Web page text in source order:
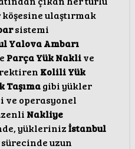
köşesine ulaştırmak
sistemi
Yalova Ambarı
Parça Yük Naklive
Kolili Yük
Taşımagibi yükler
operasyonel
Nakliye
yüklerinizİstanbul
sürecinde uzun